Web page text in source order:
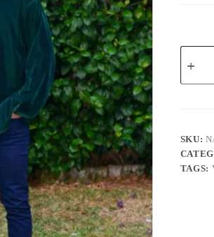
Veste
hommes
tissu
SKU:
TAGS: